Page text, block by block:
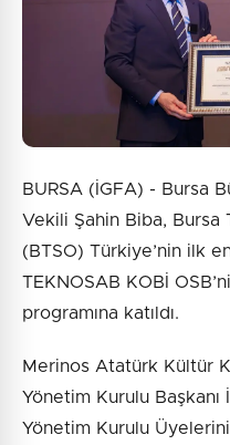
BURSA (İGFA) - Bursa
Vekili Şahin Biba, Bursa
(BTSO) Türkiye’nin ilk
TEKNOSAB KOBİ
programına katıldı.
Merinos Atatürk Kültür
Yönetim Kurulu
Yönetim Kurulu